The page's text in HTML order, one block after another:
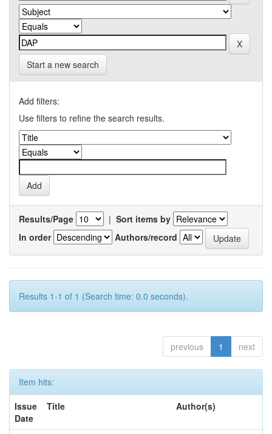
Start a new search
Add filters:
Use filters to refine the search results.
Results/Page | Sort items by
In order
Authors/record
Results 1-1 of 1 (Search time: 0.0 seconds).
previous 1 next
Item hits:
Issue
Date
Title Author(s)